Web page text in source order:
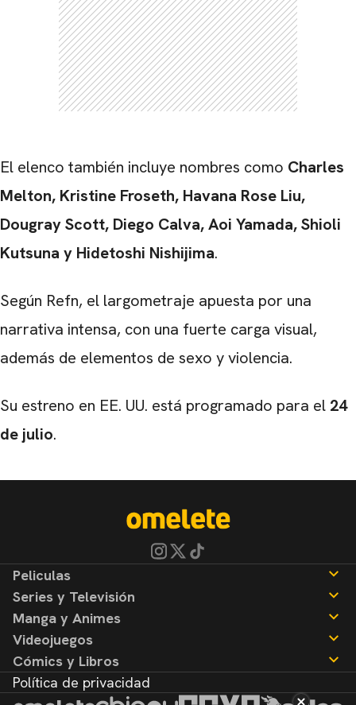
El elenco también incluye nombres como Charles
Melton, Kristine Froseth, Havana Rose Liu,
Dougray Scott, Diego Calva,Aoi Yamada,Shioli
Kutsuna y Hidetoshi Nishijima.
Según Refn, el largometraje apuesta por una
narrativa intensa, con una fuerte carga visual,
además de elementos de sexo y violencia.
Su estreno en EE. UU. está programado para el 24
de julio.
Peliculas
Noticias
Reseñas
Series y Televisión
Noticias
Reseñas
Manga y Animes
Noticias
Reseñas
Videojuegos
Noticias
Reseñas
Cómics y Libros
Noticias
Política de privacidad